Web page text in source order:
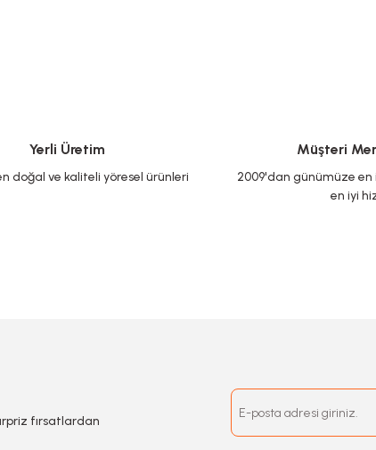
Yerli Üretim
doğal ve kaliteli yöresel ürünleri
Müşteri
2009'dan günümüze en
en iyi
fırsatlardan